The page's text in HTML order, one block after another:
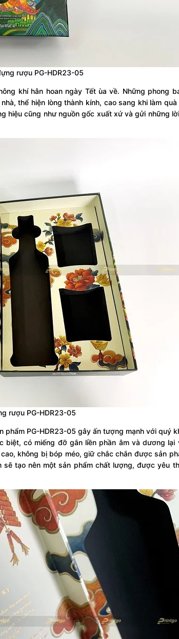
rượu PG-HDR23-05
khí hân hoan ngày Tết ùa về. Những phong
thể hiện lòng thành kính, cao sang khi làm
hiệu cũng như nguồn gốc xuất xứ và gửi những
rượu PG-HDR23-05
PG-HDR23-05 gây ấn tượng mạnh với quý
có miếng đỡ gắn liền phần âm và dương lại
không bị bóp méo, giữ chắc chắn được sản
tạo nên một sản phẩm chất lượng, được yêu